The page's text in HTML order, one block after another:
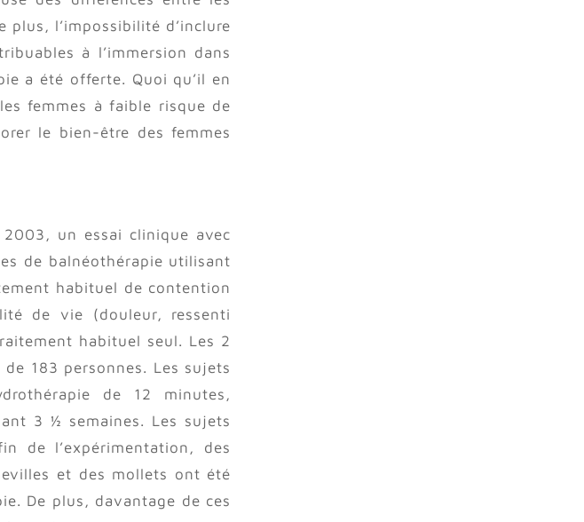
l’impossibilité d’inclure
à l’immersion dans
a été offerte. Quoi qu’il en
femmes à faible risque de
le bien-être des femmes
un essai clinique avec
de balnéothérapie utilisant
habituel de contention
de vie (douleur, ressenti
habituel seul. Les 2
183 personnes. Les sujets
de 12 minutes,
3 ½ semaines. Les sujets
de l’expérimentation, des
et des mollets ont été
De plus, davantage de ces